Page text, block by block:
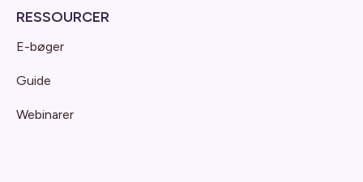
RESSOURCER
E-bøger
Guide
Webinarer